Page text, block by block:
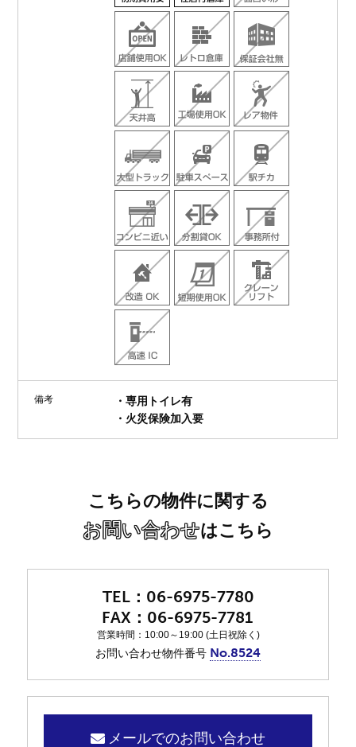
備考
・専用トイレ有
・火災保険加入要
こちらの物件に関する
お問い合わせはこちら
06-6975-7780
06-6975-7781
営業時間：10:00～19:00 (土日祝除く)
お問い合わせ物件番号 No.8524
メールでのお問い合わせ